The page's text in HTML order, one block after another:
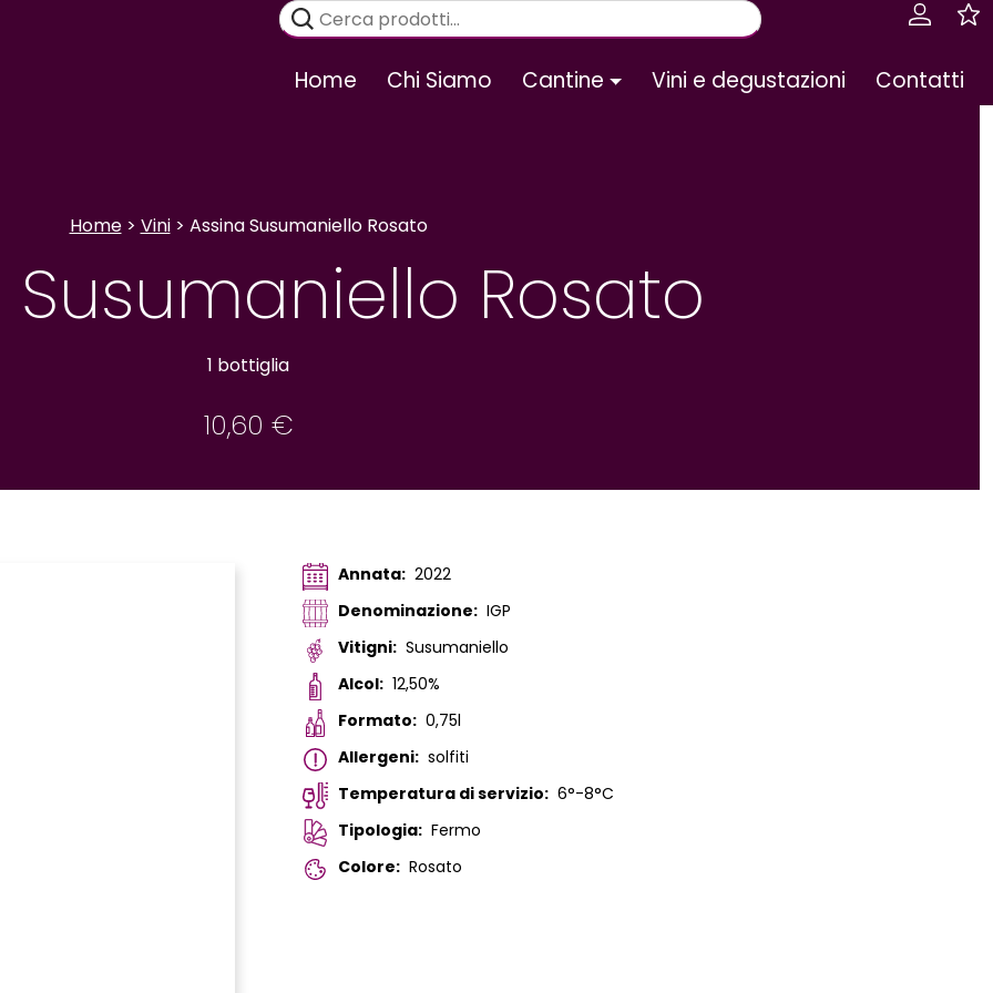
Cerca:
Home Chi Siamo Cantine Vini e degustazioni Contatti
Home> Vini> Assina Susumaniello Rosato
Susumaniello Rosato
1 bottiglia
10,60 €
Annata: 2022
Denominazione: IGP
Vitigni: Susumaniello
Alcol: 12,50%
Formato: 0,75l
Allergeni: solfiti
Temperatura di servizio: 6°-8°C
Tipologia: Fermo
Colore: Rosato